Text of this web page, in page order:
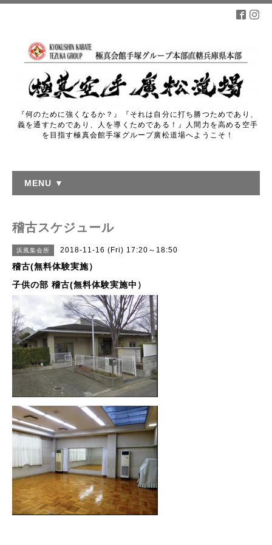
『何のために強くなるか？』『それは自分に打ち勝つためであり、
義を通すためであり、人を導くためである！』人間力を高める空手
を目指す極真会館手塚グループ廣松道場へようこそ！
MENU ▼
稽古スケジュール
浜風集会所 2018-11-16 (Fri) 17:20～18:50
稽古(無料体験実施）
子供の部 稽古(無料体験実施中）